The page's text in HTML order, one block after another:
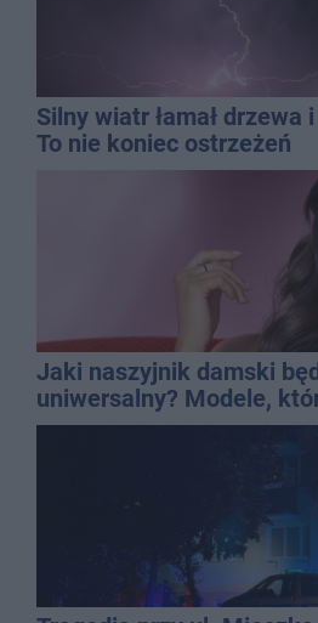
Silny wiatr łamał drzewa
To nie koniec ostrzeżeń
Jaki naszyjnik damski
uniwersalny? Modele,
wielu stylizacji